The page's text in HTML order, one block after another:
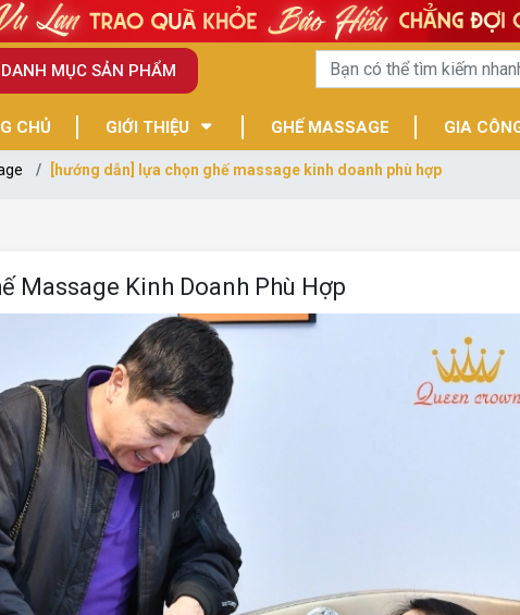
DANH MỤC SẢN PHẨM
CHỦ GIỚI THIỆU GHẾ MASSAGE GIA
[hướng dẫn] lựa chọn ghế massage kinh doanh phù hợp
Massage Kinh Doanh Phù Hợp